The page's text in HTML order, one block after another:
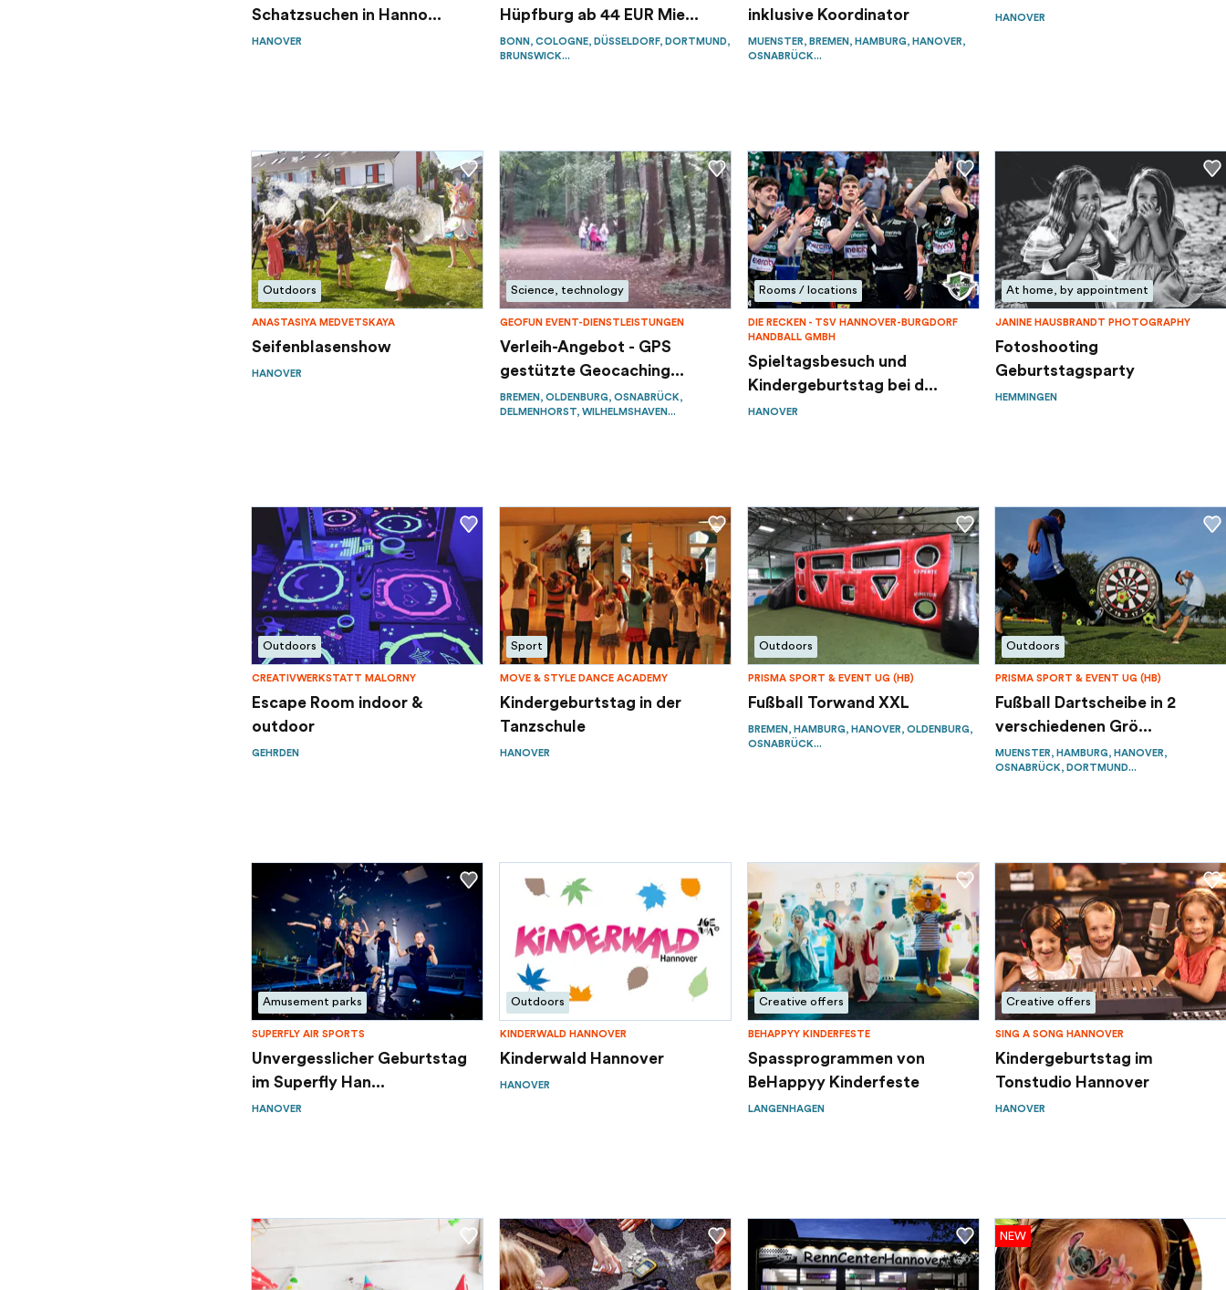
Schatzsuchen in Hanno...
HANOVER
Hüpfburg ab 44 EUR Mie...
BONN, COLOGNE, DÜSSELDORF, DORTMUND,
BRUNSWICK...
inklusive Koordinator
MUENSTER, BREMEN, HAMBURG, HANOVER,
OSNABRÜCK...
HANOVER
Outdoors
ANASTASIYA MEDVETSKAYA
Seifenblasenshow
HANOVER
Science, technology
GEOFUN EVENT-DIENSTLEISTUNGEN
Verleih-Angebot - GPS
gestützte Geocaching...
BREMEN, OLDENBURG, OSNABRÜCK,
DELMENHORST, WILHELMSHAVEN...
Rooms / locations
DIE RECKEN - TSV HANNOVER-BURGDORF
HANDBALL GMBH
Spieltagsbesuch und
Kindergeburtstag bei d...
HANOVER
At home, by appointment
JANINE HAUSBRANDT PHOTOGRAPHY
Fotoshooting
Geburtstagsparty
HEMMINGEN
Outdoors
CREATIVWERKSTATT MALORNY
Escape Room indoor &
outdoor
GEHRDEN
Sport
MOVE & STYLE DANCE ACADEMY
Kindergeburtstag in der
Tanzschule
HANOVER
Outdoors
PRISMA SPORT & EVENT UG (HB)
Fußball Torwand XXL
BREMEN, HAMBURG, HANOVER, OLDENBURG,
OSNABRÜCK...
Outdoors
PRISMA SPORT & EVENT UG (HB)
Fußball Dartscheibe in 2
verschiedenen Grö...
MUENSTER, HAMBURG, HANOVER,
OSNABRÜCK, DORTMUND...
Amusement parks
SUPERFLY AIR SPORTS
Unvergesslicher Geburtstag
im Superfly Han...
HANOVER
Outdoors
KINDERWALD HANNOVER
Kinderwald Hannover
HANOVER
Creative offers
BEHAPPYY KINDERFESTE
Spassprogrammen von
BeHappyy Kinderfeste
LANGENHAGEN
Creative offers
SING A SONG HANNOVER
Kindergeburtstag im
Tonstudio Hannover
HANOVER
NEW